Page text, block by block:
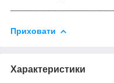
Приховати
Характеристики